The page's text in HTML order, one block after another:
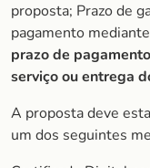
proposta; Prazo de
pagamento
prazo de
serviço ou entrega
A proposta deve
um dos seguintes